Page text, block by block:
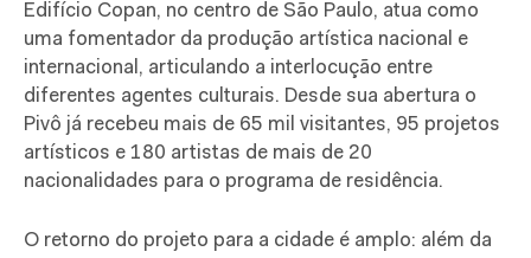
Edifício Copan, no centro de São Paulo, atua como
uma fomentador da produção artística nacional e
internacional, articulando a interlocução entre
diferentes agentes culturais. Desde sua abertura o
Pivô já recebeu mais de 65 mil visitantes, 95 projetos
artísticos e 180 artistas de mais de 20
nacionalidades para o programa de residência.
O retorno do projeto para a cidade é amplo: além da